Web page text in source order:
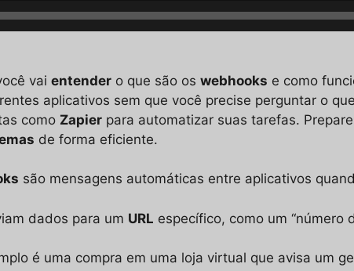
vai entender o que são os webhooks e como
aplicativos sem que você precise perguntar o
como Zapier para automatizar suas tarefas.
de forma eficiente.
são mensagens automáticas entre aplicativos
dados para um URL específico, como um “número
é uma compra em uma loja virtual que avisa um